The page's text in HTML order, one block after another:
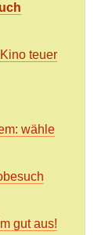
teuer
wähle
gut aus!